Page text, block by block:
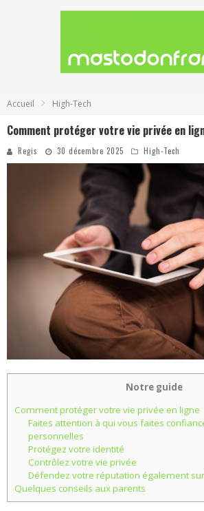
Accueil High-Tech
Comment protéger votre vie privée en
Regis 30 décembre 2025 High-Tech
Notre guide
Comment protéger votre vie privée en ligne
Faites attention à qui vous faites
personnelles
Protégez votre identité
Contrôlez votre vie privée
Défendez votre réputation également
Quelques conseils aux parents